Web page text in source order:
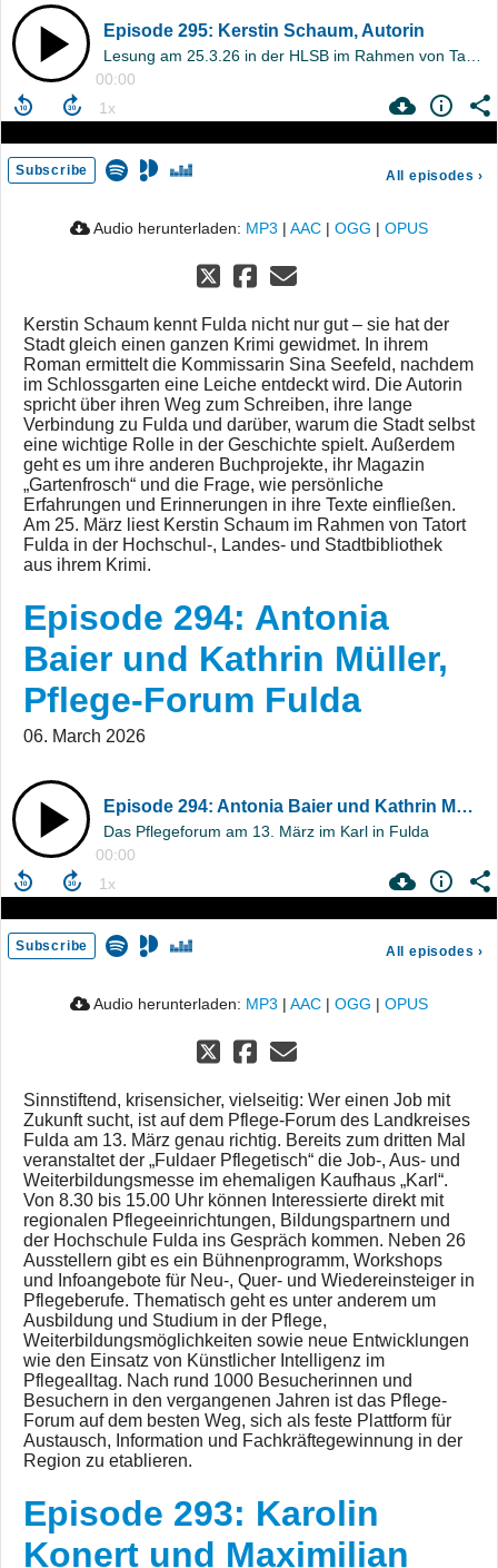
Episode 295: Kerstin Schaum, Autorin
00:00
Subscribe All episodes ›
Audio herunterladen: MP3 | AAC | OGG | OPUS
Kerstin Schaum kennt Fulda nicht nur gut – sie hat der
Stadt gleich einen ganzen Krimi gewidmet. In ihrem
Roman ermittelt die Kommissarin Sina Seefeld, nachdem
im Schlossgarten eine Leiche entdeckt wird. Die Autorin
spricht über ihren Weg zum Schreiben, ihre lange
Verbindung zu Fulda und darüber, warum die Stadt selbst
eine wichtige Rolle in der Geschichte spielt. Außerdem
geht es um ihre anderen Buchprojekte, ihr Magazin
„Gartenfrosch“ und die Frage, wie persönliche
Erfahrungen und Erinnerungen in ihre Texte einfließen.
Am 25. März liest Kerstin Schaum im Rahmen von Tatort
Fulda in der Hochschul-, Landes- und Stadtbibliothek
aus ihrem Krimi.
Episode 294: Antonia
Baier und Kathrin Müller,
Pflege-Forum Fulda
06. March 2026
Episode 294: Antonia Baier und Kathrin Müller, Pflege-Forum Fulda
Das Pflegeforum am 13. März im Karl in Fulda
00:00
Subscribe All episodes ›
Audio herunterladen: MP3 | AAC | OGG | OPUS
Sinnstiftend, krisensicher, vielseitig: Wer einen Job mit
Zukunft sucht, ist auf dem Pflege-Forum des Landkreises
Fulda am 13. März genau richtig. Bereits zum dritten Mal
veranstaltet der „Fuldaer Pflegetisch“ die Job-, Aus- und
Weiterbildungsmesse im ehemaligen Kaufhaus „Karl“.
Von 8.30 bis 15.00 Uhr können Interessierte direkt mit
regionalen Pflegeeinrichtungen, Bildungspartnern und
der Hochschule Fulda ins Gespräch kommen. Neben 26
Ausstellern gibt es ein Bühnenprogramm, Workshops
und Infoangebote für Neu-, Quer- und Wiedereinsteiger in
Pflegeberufe. Thematisch geht es unter anderem um
Ausbildung und Studium in der Pflege,
Weiterbildungsmöglichkeiten sowie neue Entwicklungen
wie den Einsatz von Künstlicher Intelligenz im
Pflegealltag. Nach rund 1000 Besucherinnen und
Besuchern in den vergangenen Jahren ist das Pflege-
Forum auf dem besten Weg, sich als feste Plattform für
Austausch, Information und Fachkräftegewinnung in der
Region zu etablieren.
Episode 293: Karolin
Konert und Maximilian